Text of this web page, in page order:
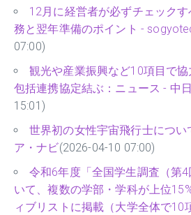
12月に経営者が必ずチェック
務と翌年準備のポイント -
07:00)
観光や産業振興など10項目で協
包括連携協定結ぶ：ニュース - 中
15:01)
世界初の女性宇宙飛行士につい
ア・ナビ(2026-04-10 07:00)
令和6年度「全国学生調査（第
いて、複数の学部・学科が上位
ィブリストに掲載（大学全体で10